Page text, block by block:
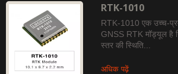
RTK-1010
RTK-1010 एक उच्च-
GNSS RTK मॉड्यूल है
स्तर की स्थिति...
अधिक पढ़ें